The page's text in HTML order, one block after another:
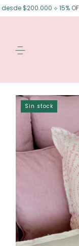
$200.000 ⟡ 15% OFF
Sin stock